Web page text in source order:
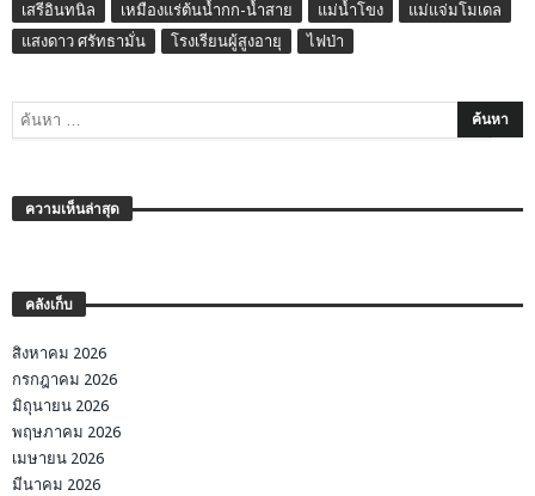
เสรีอินทนิล
เหมืองแร่ต้นน้ำกก-น้ำสาย แม่น้ำโขง
แม่แจ่มโมเดล
แสงดาว ศรัทธามั่น
โรงเรียนผู้สูงอายุ ไฟป่า
ความเห็นล่าสุด
คลังเก็บ
สิงหาคม 2026
กรกฎาคม 2026
มิถุนายน 2026
พฤษภาคม 2026
เมษายน 2026
มีนาคม 2026